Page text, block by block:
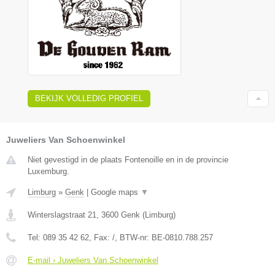
BEKIJK VOLLEDIG PROFIEL
Juweliers Van Schoenwinkel
Niet gevestigd in de plaats Fontenoille en in de provincie
Luxemburg.
Limburg » Genk Google maps ▼
Winterslagstraat 21, 3600 Genk (Limburg)
Tel: 089 35 42 62, Fax: /, BTW-nr: BE-0810.788.257
E-mail › Juweliers Van Schoenwinkel